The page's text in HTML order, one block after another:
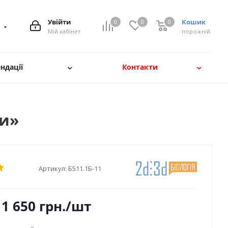
0 0 Кошик
порожній
0
Увійти
Мій кабінет
Контакти
Артикул: Б511.1Б-11
1 650 грн./шт